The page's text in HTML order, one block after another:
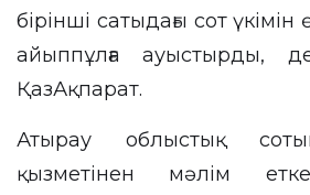
бірінші сатыдағы сот
айыппұлға ауыстырды,
ҚазАқпарат.
Атырау облыстық
қызметінен мәлім